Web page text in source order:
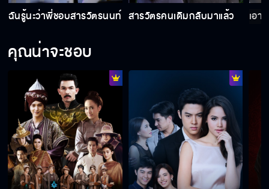
ฉันรู้นะว่าพี่ชอบสารวัตรนนท์ สารวัตรคนเดิมกลับมาแล้ว เอา
คุณน่าจะชอบ